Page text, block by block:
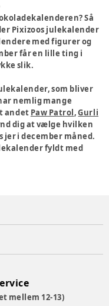
Så
Pixizoos julekalender
med figurer og
får en lille ting i
slik.
som bliver
nemlig mange
andet Paw Patrol,Gurli
dig at vælge hvilken
jer i december måned.
fyldt med
mellem 12-13)